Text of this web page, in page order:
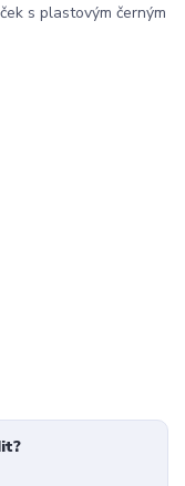
s plastovým černým